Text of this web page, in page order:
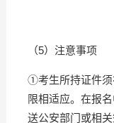
（5）注意事项
①考生所持证件须
限相适应。在报
送公安部门或相